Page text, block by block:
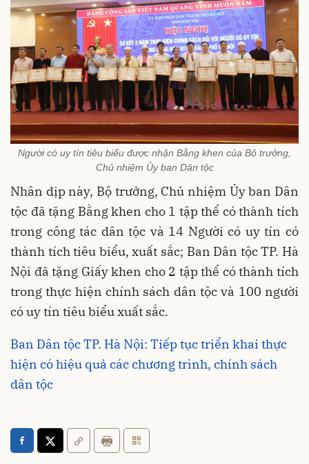
Người có uy tín tiêu biểu được nhận Bằng khen của Bộ trưởng,
Chủ nhiệm Ủy ban Dân tộc
Nhân dịp này, Bộ trưởng, Chủ nhiệm Ủy ban Dân
tộc đã tặng Bằng khen cho 1 tập thể có thành tích
trong công tác dân tộc và 14 Người có uy tín có
thành tích tiêu biểu, xuất sắc; Ban Dân tộc TP. Hà
Nội đã tặng Giấy khen cho 2 tập thể có thành tích
trong thực hiện chính sách dân tộc và 100 người
có uy tín tiêu biểu xuất sắc.
Ban Dân tộc TP. Hà Nội: Tiếp tục triển khai thực
hiện có hiệu quả các chương trình, chính sách
dân tộc